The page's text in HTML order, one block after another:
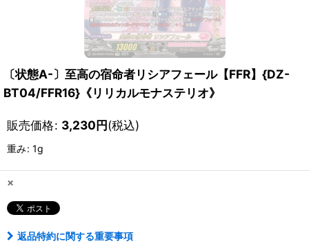
〔状態A-〕至高の宿命者リシアフェール【FFR】{DZ-
BT04/FFR16}《リリカルモナステリオ》
販売価格: 3,230円(税込)
重み: 1g
×
返品特約に関する重要事項